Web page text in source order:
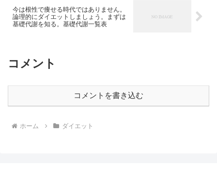
今は根性で痩せる時代ではありません。
論理的にダイエットしましょう。まずは
基礎代謝を知る。基礎代謝一覧表
コメント
コメントを書き込む
ホーム ダイエット